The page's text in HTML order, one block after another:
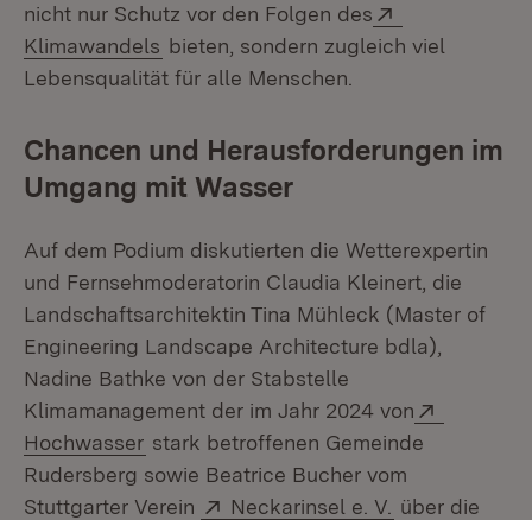
nicht nur Schutz vor den Folgen des
Klimawandels (Öffnet in neuem Fenster)
bieten, sondern zugleich viel
Lebensqualität für alle Menschen.
Chancen und Herausforderungen im
Umgang mit Wasser
Auf dem Podium diskutierten die Wetterexpertin
und Fernsehmoderatorin Claudia Kleinert, die
Landschaftsarchitektin Tina Mühleck (Master of
Engineering Landscape Architecture bdla),
Nadine Bathke von der Stabstelle
Klimamanagement der im Jahr 2024 von
Hochwasser (Öffnet in neuem Fenster)
stark betroffenen Gemeinde
Rudersberg sowie Beatrice Bucher vom
Stuttgarter Verein
Extern:
Neckarinsel e. V. (Öffnet in
über die